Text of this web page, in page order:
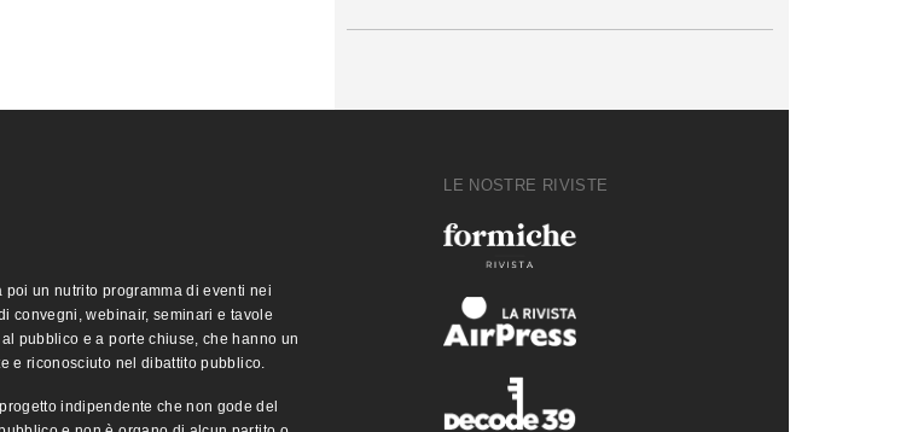
poi un nutrito programma di eventi nei
convegni, webinair, seminari e tavole
pubblico e a porte chiuse, che hanno un
e riconosciuto nel dibattito pubblico.
indipendente che non gode del
LE NOSTRE RIVISTE